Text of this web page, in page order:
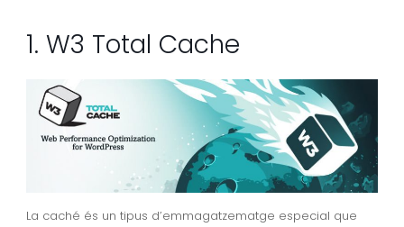
1. W3 Total Cache
La caché és un tipus d’emmagatzematge especial que